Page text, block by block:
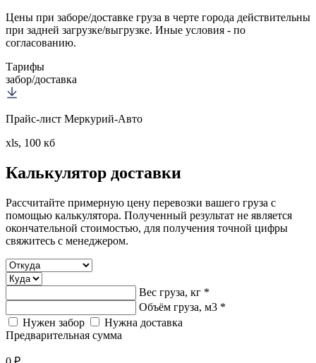
Цены при заборе/доставке груза в черте города действительны
при задней загрузке/выгрузке. Иные условия - по
согласованию.
Тарифы
забор/доставка
Прайс-лист Меркурий-Авто
xls, 100 кб
Калькулятор доставки
Рассчитайте примерную цену перевозки вашего груза с
помощью калькулятора. Полученный результат не является
окончательной стоимостью, для получения точной цифры
свяжитесь с менеджером.
Вес груза, кг *
Объём груза, м3 *
Нужен забор
Нужна доставка
Предварительная сумма